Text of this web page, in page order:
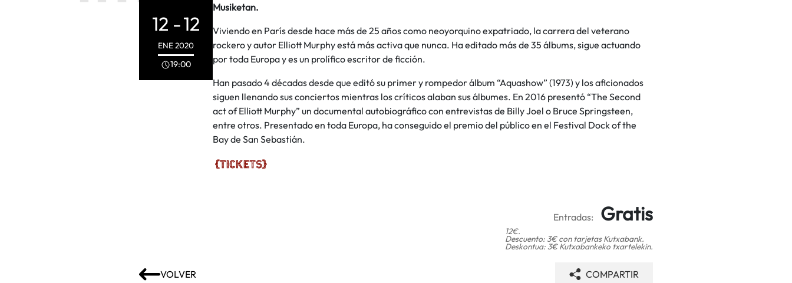
12 -12
ENE2020
19:00
Musiketan.
Viviendo en París desde hace más de 25 años como neoyorquino expatriado, la carrera del veterano
rockero y autor Elliott Murphy está más activa que nunca. Ha editado más de 35 álbums, sigue actuando
por toda Europa y es un prolífico escritor de ficción.
Han pasado 4 décadas desde que editó su primer y rompedor álbum “Aquashow” (1973) y los aficionados
siguen llenando sus conciertos mientras los críticos alaban sus álbumes. En 2016 presentó “The Second
act of Elliott Murphy” un documental autobiográfico con entrevistas de Billy Joel o Bruce Springsteen,
entre otros. Presentado en toda Europa, ha conseguido el premio del público en el Festival Dock of the
Bay de San Sebastián.
Entradas: Gratis
12€.
Descuento: 3€ con tarjetas Kutxabank.
Deskontua: 3€ Kutxabankeko txartelekin.
VOLVER COMPARTIR